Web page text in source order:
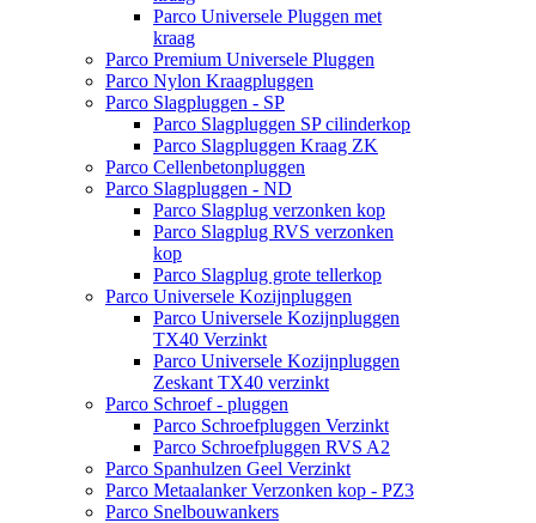
Parco Universele Pluggen met
kraag
Parco Premium Universele Pluggen
Parco Nylon Kraagpluggen
Parco Slagpluggen - SP
Parco Slagpluggen SP cilinderkop
Parco Slagpluggen Kraag ZK
Parco Cellenbetonpluggen
Parco Slagpluggen - ND
Parco Slagplug verzonken kop
Parco Slagplug RVS verzonken
kop
Parco Slagplug grote tellerkop
Parco Universele Kozijnpluggen
Parco Universele Kozijnpluggen
TX40 Verzinkt
Parco Universele Kozijnpluggen
Zeskant TX40 verzinkt
Parco Schroef - pluggen
Parco Schroefpluggen Verzinkt
Parco Schroefpluggen RVS A2
Parco Spanhulzen Geel Verzinkt
Parco Metaalanker Verzonken kop - PZ3
Parco Snelbouwankers